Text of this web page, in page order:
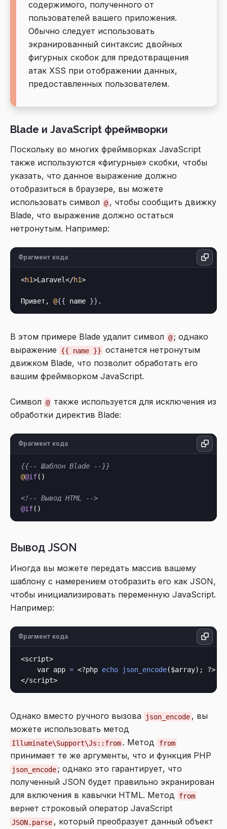
содержимого, полученного от
пользователей вашего приложения.
Обычно следует использовать
экранированный синтаксис двойных
фигурных скобок для предотвращения
атак XSS при отображении данных,
предоставленных пользователем.
Blade и JavaScript фреймворки
Поскольку во многих фреймворках JavaScript
также используются «фигурные» скобки, чтобы
указать, что данное выражение должно
отобразиться в браузере, вы можете
использовать символ @ , чтобы сообщить движку
Blade, что выражение должно остаться
нетронутым. Например:
Фрагмент кода
<h1>Laravel</h1>
Привет, @{{ name }}
В этом примере Blade удалит символ @ ; однако
выражение
{{ name }} останется нетронутым
движком Blade, что позволит обработать его
вашим фреймворком JavaScript.
Символ @ также используется для исключения из
обработки директив Blade:
Фрагмент кода
{{-- Шаблон Blade --}}
@@if()
<!-- Вывод HTML -->
@if
Вывод JSON
Иногда вы можете передать массив вашему
шаблону с намерением отобразить его как JSON,
чтобы инициализировать переменную JavaScript.
Например:
Фрагмент кода
<script>
    var app
= <?php echo json_encode($array); ?>
Однако вместо ручного вызова json_encode , вы
можете использовать метод
Illuminate\Support\Js::from . Метод from
принимает те же аргументы, что и функция PHP
json_encode ; однако это гарантирует, что
полученный JSON будет правильно экранирован
для включения в кавычки HTML. Метод from
вернет строковый оператор JavaScript
JSON.parse , который преобразует данный объект